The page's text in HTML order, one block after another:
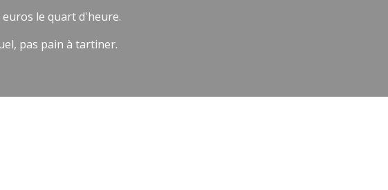
le quart d'heure.
pas pain à tartiner.